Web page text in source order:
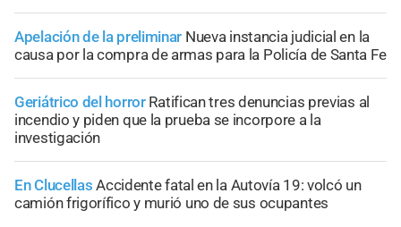
Apelación de la preliminar Nueva instancia judicial en la
causa por la compra de armas para la Policía de Santa Fe
Geriátrico del horror Ratifican tres denuncias previas al
incendio y piden que la prueba se incorpore a la
investigación
En Clucellas Accidente fatal en la Autovía 19: volcó un
camión frigorífico y murió uno de sus ocupantes